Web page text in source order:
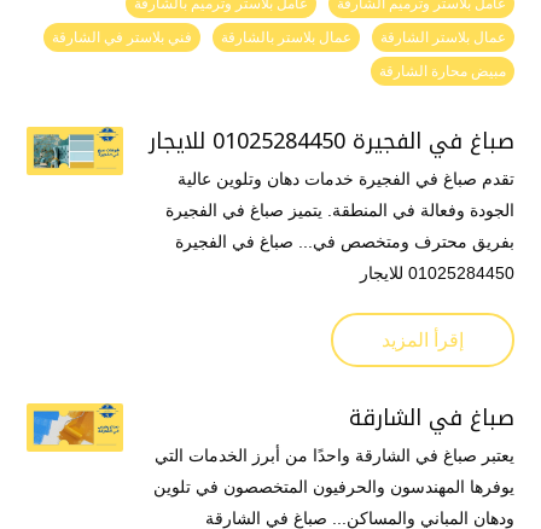
عامل بلاستر وترميم الشارقة
عامل بلاستر وترميم بالشارقة
عمال بلاستر الشارقة
عمال بلاستر بالشارقة
فني بلاستر في الشارقة
مبيض محارة الشارقة
صباغ في الفجيرة 01025284450 للايجار
تقدم صباغ في الفجيرة خدمات دهان وتلوين عالية
الجودة وفعالة في المنطقة. يتميز صباغ في الفجيرة
بفريق محترف ومتخصص في... صباغ في الفجيرة
01025284450 للايجار
إقرأ المزيد
صباغ في الشارقة
يعتبر صباغ في الشارقة واحدًا من أبرز الخدمات التي
يوفرها المهندسون والحرفيون المتخصصون في تلوين
ودهان المباني والمساكن... صباغ في الشارقة